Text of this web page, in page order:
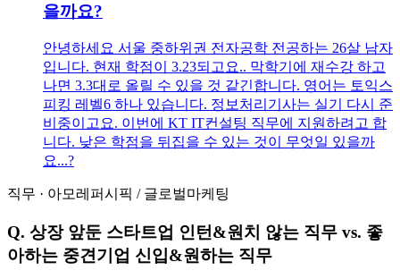
을까요?
안녕하세요 서울 중하위권 전자공학 전공하는 26살 남자
입니다. 현재 학점이 3.23되고요.. 막학기에 재수강 하고
나면 3.3대로 올릴 수 있을 것 같긴합니다. 영어는 토익스
피킹 레벨6 하나 있습니다. 정보처리기사는 실기 다시 준
비중이고요. 이번에 KT IT컨설팅 직무에 지원하려고 합
니다. 낮은 학점을 뒤집을 수 있는 것이 무엇일 있을까
요...?
직무 · 아모레퍼시픽 / 글로벌마케팅
Q. 상장 앞둔 스타트업 인턴&원치 않는 직무 vs. 좋
아하는 중견기업 신입&원하는 직무